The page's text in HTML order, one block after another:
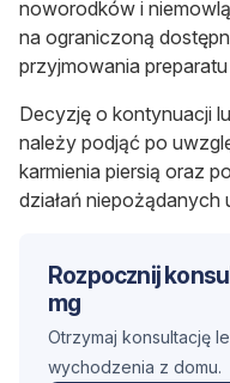
noworodków i
na ograniczoną
przyjmowania
Decyzję o kontynuacji
należy podjąć po
karmienia piersią oraz
działań niepożądanych
Rozpocznij
mg
Otrzymaj konsultację
wychodzenia z domu.